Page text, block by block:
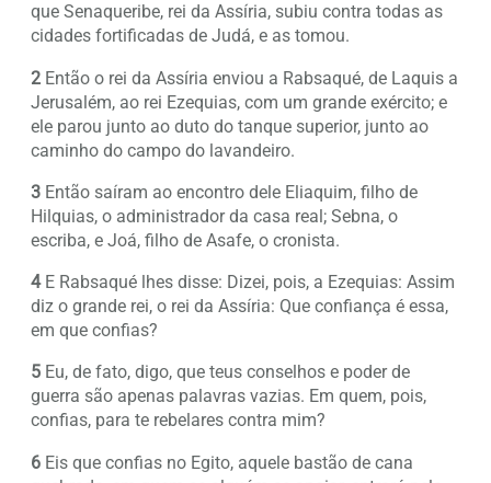
que Senaqueribe, rei da Assíria, subiu contra todas as
cidades fortificadas de Judá, e as tomou.
2 Então o rei da Assíria enviou a Rabsaqué, de Laquis a
Jerusalém, ao rei Ezequias, com um grande exército; e
ele parou junto ao duto do tanque superior, junto ao
caminho do campo do lavandeiro.
3 Então saíram ao encontro dele Eliaquim, filho de
Hilquias, o administrador da casa real; Sebna, o
escriba, e Joá, filho de Asafe, o cronista.
4E Rabsaqué lhes disse: Dizei, pois, a Ezequias: Assim
diz o grande rei, o rei da Assíria: Que confiança é essa,
em que confias?
5 Eu, de fato, digo, que teus conselhos e poder de
guerra são apenas palavras vazias. Em quem, pois,
confias, para te rebelares contra mim?
6 Eis que confias no Egito, aquele bastão de cana